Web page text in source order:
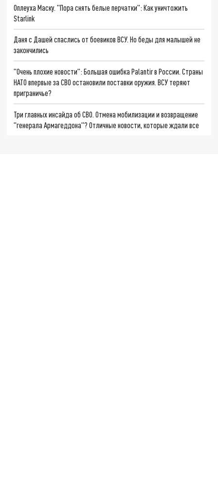
Оплеуха Маску. "Пора снять белые перчатки": Как уничтожить
Starlink
Даня с Дашей спаслись от боевиков ВСУ. Но беды для малышей не
закончились
"Очень плохие новости": Большая ошибка Palantir в России. Страны
НАТО впервые за СВО остановили поставки оружия. ВСУ теряют
приграничье?
Три главных инсайда об СВО. Отмена мобилизации и возвращение
"генерала Армагеддона"? Отличные новости, которые ждали все